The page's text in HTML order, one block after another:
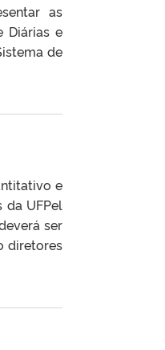
as
Diárias e
de
e
UFPel
ser
diretores